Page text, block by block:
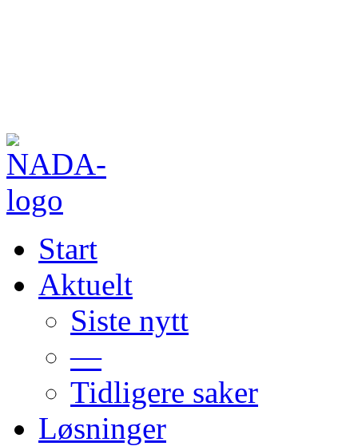
Start
Aktuelt
Siste nytt
—
Tidligere saker
Løsninger